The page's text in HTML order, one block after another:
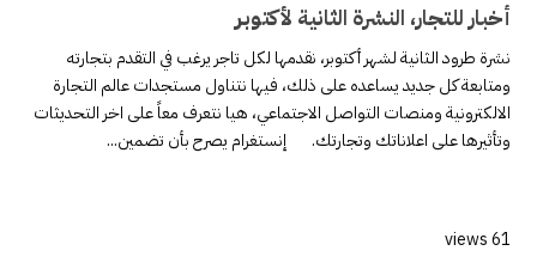
أخبار للتجار، النشرة الثانية لأكتوبر
نشرة طرود الثانية لشهر أكتوبر، نقدمها لكل تاجر يرغب في التقدم بتجارته
ومتابعة كل جديد يساعده على ذلك، فيها نتناول مستجدات عالم التجارة
الالكترونية ومنصات التواصل الاجتماعي، هيا نتعرف معاً على اخر التحديثات
وتأثيرها على اعلاناتك وتجارتك. إنستغرام يصرح بأن تضمين...
61 views